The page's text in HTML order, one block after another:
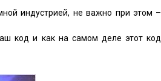
индустрией, не важно при этом –
код и как на самом деле этот код